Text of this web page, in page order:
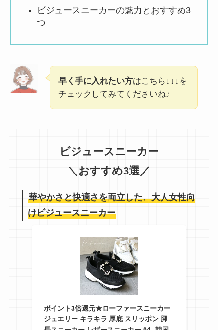
ビジュースニーカーの魅力とおすすめ3
つ
早く手に入れたい方はこちら↓↓↓を
チェックしてみてくださいね♪
ビジュースニーカー
＼おすすめ3選／
華やかさと快適さを両立した、大人女性向
けビジュースニーカー
ポイント3倍還元★ローファースニーカー
ジュエリー キラキラ 厚底 スリッポン 脚